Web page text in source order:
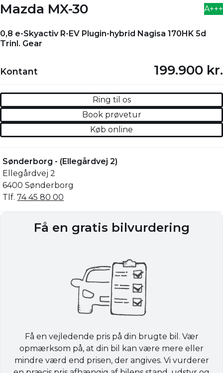
Mazda MX-30
0,8 e-Skyactiv R-EV Plugin-hybrid Nagisa 170HK 5d
Trinl. Gear
A+++
Kontant 199.900 kr.
Ring til os
Book prøvetur
Køb online
Sønderborg - (Ellegårdvej 2)
Ellegårdvej 2
6400 Sønderborg
Tlf.74 45 80 00
Få en gratis bilvurdering
Få en vejledende pris på din brugte bil. Vær
opmærksom på, at din bil kan være mere eller
mindre værd end prisen, der angives. Vi vurderer